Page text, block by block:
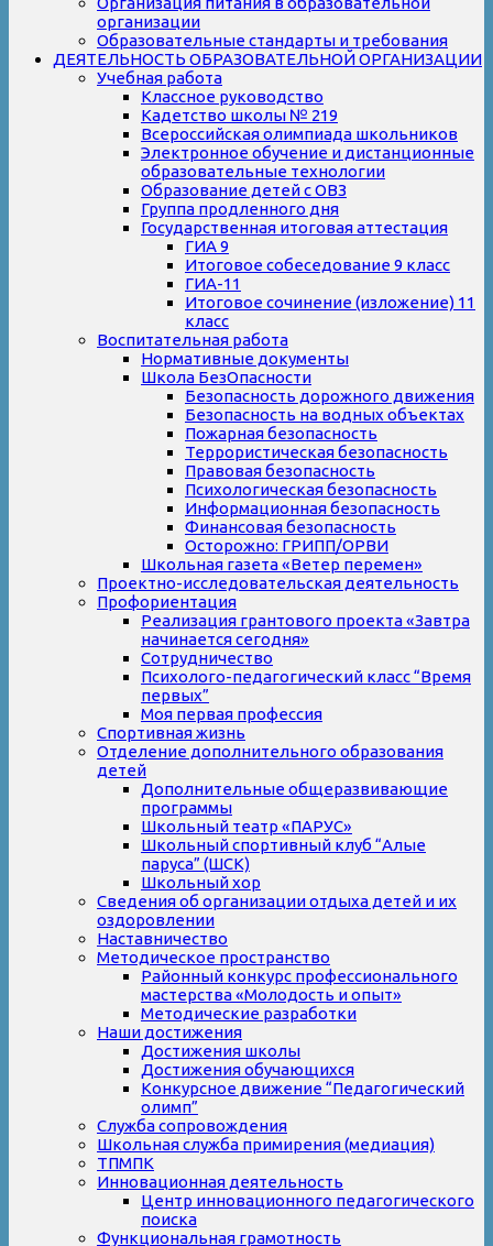
организации
Образовательные стандарты и требования
ДЕЯТЕЛЬНОСТЬ ОБРАЗОВАТЕЛЬНОЙ ОРГАНИЗАЦИИ
Учебная работа
Классное руководство
Кадетство школы № 219
Всероссийская олимпиада школьников
Электронное обучение и дистанционные
образовательные технологии
Образование детей с ОВЗ
Группа продленного дня
Государственная итоговая аттестация
ГИА 9
Итоговое собеседование 9 класс
ГИА-11
Итоговое сочинение (изложение) 11
класс
Воспитательная работа
Нормативные документы
Школа БезОпасности
Безопасность дорожного движения
Безопасность на водных объектах
Пожарная безопасность
Террористическая безопасность
Правовая безопасность
Психологическая безопасность
Информационная безопасность
Финансовая безопасность
Осторожно: ГРИПП/ОРВИ
Школьная газета «Ветер перемен»
Проектно-исследовательская деятельность
Профориентация
Реализация грантового проекта «Завтра
начинается сегодня»
Сотрудничество
Психолого-педагогический класс “Время
первых”
Моя первая профессия
Спортивная жизнь
Отделение дополнительного образования
детей
Дополнительные общеразвивающие
программы
Школьный театр «ПАРУС»
Школьный спортивный клуб “Алые
паруса” (ШСК)
Школьный хор
Сведения об организации отдыха детей и их
оздоровлении
Наставничество
Методическое пространство
Районный конкурс профессионального
мастерства «Молодость и опыт»
Методические разработки
Наши достижения
Достижения школы
Достижения обучающихся
Конкурсное движение “Педагогический
олимп”
Служба сопровождения
Школьная служба примирения (медиация)
ТПМПК
Инновационная деятельность
Центр инновационного педагогического
поиска
Функциональная грамотность